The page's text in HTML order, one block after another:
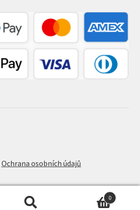
Ochrana osobních údajů
0